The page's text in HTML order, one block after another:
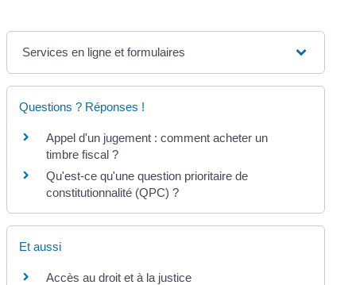
Services en ligne et formulaires
Questions ? Réponses !
Appel d'un jugement : comment acheter un
timbre fiscal ?
Qu'est-ce qu'une question prioritaire de
constitutionnalité (QPC) ?
Et aussi
Accès au droit et à la justice